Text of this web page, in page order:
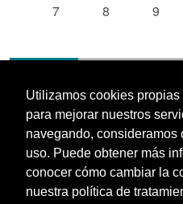
Utilizamos cookies propias
para mejorar nuestros
navegando, consideramos
uso. Puede obtener más
conocer cómo cambiar la
nuestra política de
Página
7 Página
8 Página
9
Personales|Políticas